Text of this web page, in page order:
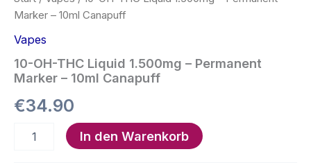
Marker – 10ml Canapuff
Vapes
10-OH-THC Liquid 1.500mg – Permanent
Marker – 10ml Canapuff
€34.90
In den Warenkorb